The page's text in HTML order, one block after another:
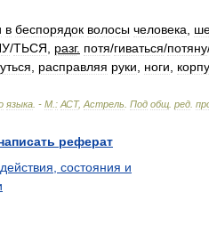
в беспорядок волосы человека
У/ТЬСЯ разг. потя/гиваться/потяну
расправляя руки ноги
языка . - М : АСТ, Астрель Под общ ред
реферат
состояния и